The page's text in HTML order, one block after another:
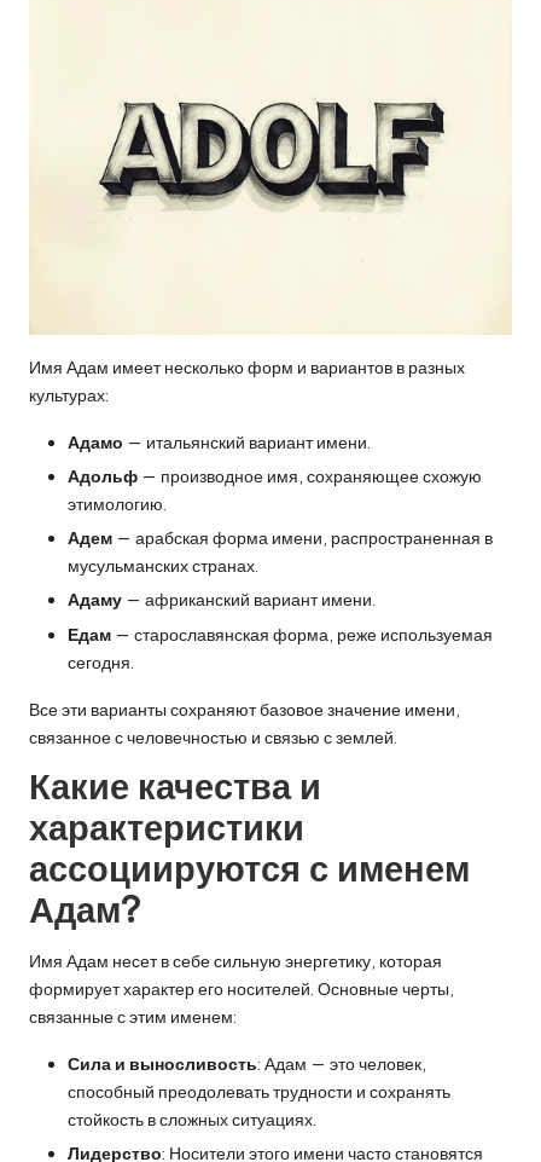
Имя Адам имеет несколько форм и вариантов в разных
культурах:
Адамо — итальянский вариант имени.
Адольф — производное имя, сохраняющее схожую
этимологию.
Адем — арабская форма имени, распространенная в
мусульманских странах.
Адаму — африканский вариант имени.
Едам — старославянская форма, реже используемая
сегодня.
Все эти варианты сохраняют базовое значение имени,
связанное с человечностью и связью с землей.
Какие качества и
характеристики
ассоциируются с именем
Адам?
Имя Адам несет в себе сильную энергетику, которая
формирует характер его носителей. Основные черты,
связанные с этим именем:
Сила и выносливость: Адам — это человек,
способный преодолевать трудности и сохранять
стойкость в сложных ситуациях.
Лидерство: Носители этого имени часто становятся